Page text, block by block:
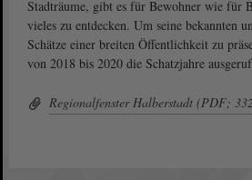
Stadträume, gibt es für Bewohner wie für
vieles zu entdecken. Um seine bekannten
Schätze einer breiten Öffentlichkeit zu
von 2018 bis 2020 die Schatzjahre
Regionalfenster Halberstadt (PDF;